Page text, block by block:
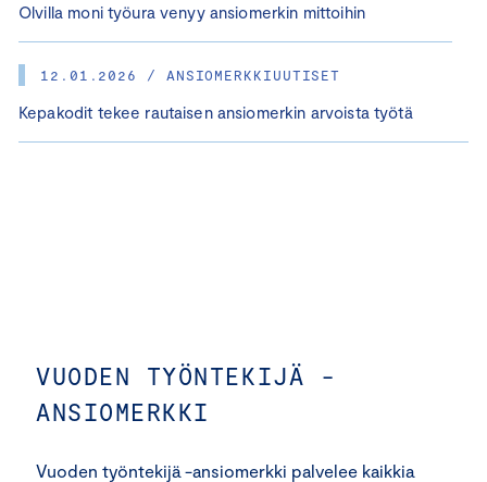
Olvilla moni työura venyy ansiomerkin mittoihin
12.01.2026 / ANSIOMERKKIUUTISET
Kepakodit tekee rautaisen ansiomerkin arvoista työtä
VUODEN TYÖNTEKIJÄ -
ANSIOMERKKI
Vuoden työntekijä -ansiomerkki palvelee kaikkia